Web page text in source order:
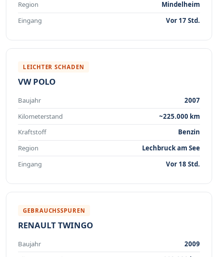
Region
Mindelheim
Eingang
Vor 17 Std.
LEICHTER SCHADEN
VW POLO
Baujahr
2007
Kilometerstand
~225.000 km
Kraftstoff
Benzin
Region
Lechbruck am See
Eingang
Vor 18 Std.
GEBRAUCHSSPUREN
RENAULT TWINGO
Baujahr
2009